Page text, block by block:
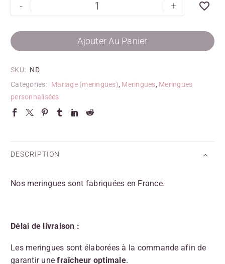
- +
Ajouter Au Panier
SKU: ND
Categories: Mariage (meringues), Meringues, Meringues
personnalisées
DESCRIPTION
Nos meringues sont fabriquées en France.
Délai de livraison :
Les meringues sont élaborées à la commande afin de
garantir unefraîcheur optimale.